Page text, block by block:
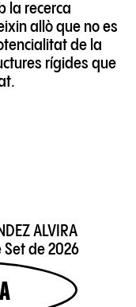
la recerca
allò que no es
de la
rígides que
ALVIRA
Set de 2026